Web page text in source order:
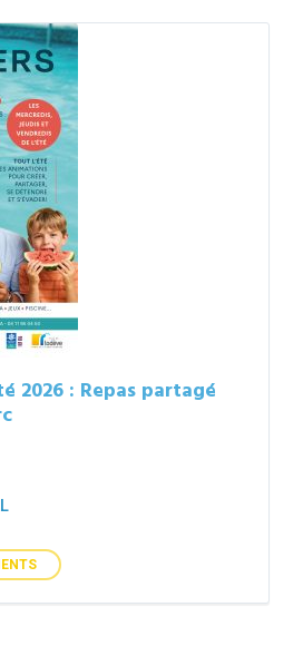
2026 : Repas partagé